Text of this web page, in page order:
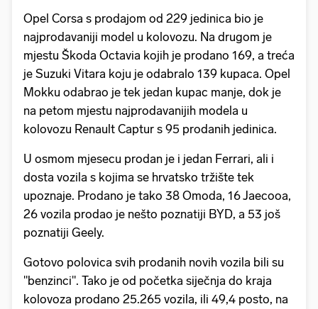
Opel Corsa s prodajom od 229 jedinica bio je
najprodavaniji model u kolovozu. Na drugom je
mjestu Škoda Octavia kojih je prodano 169, a treća
je Suzuki Vitara koju je odabralo 139 kupaca. Opel
Mokku odabrao je tek jedan kupac manje, dok je
na petom mjestu najprodavanijih modela u
kolovozu Renault Captur s 95 prodanih jedinica.
U osmom mjesecu prodan je i jedan Ferrari, ali i
dosta vozila s kojima se hrvatsko tržište tek
upoznaje. Prodano je tako 38 Omoda, 16 Jaecooa,
26 vozila prodao je nešto poznatiji BYD, a 53 još
poznatiji Geely.
Gotovo polovica svih prodanih novih vozila bili su
"benzinci". Tako je od početka siječnja do kraja
kolovoza prodano 25.265 vozila, ili 49,4 posto, na